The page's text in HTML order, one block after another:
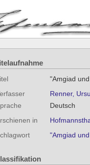
"Amgiad
Renner,
Deutsch
in
"Amgiad